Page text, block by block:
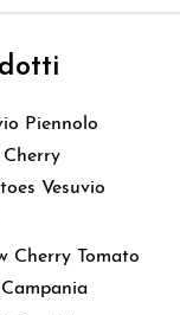
Piennolo
Cherry
Vesuvio
Cherry Tomato